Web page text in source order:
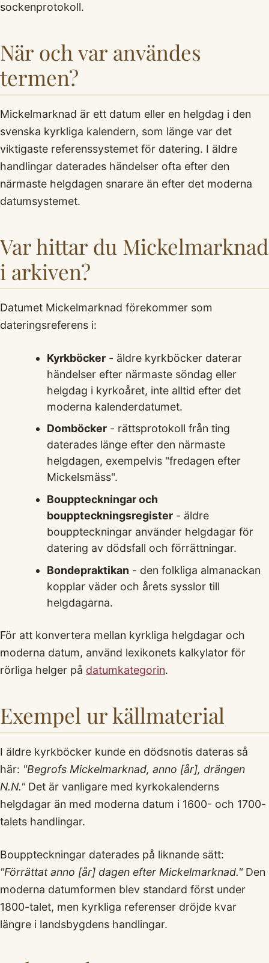
sockenprotokoll.
När och var användes
termen?
Mickelmarknad är ett datum eller en helgdag i den
svenska kyrkliga kalendern, som länge var det
viktigaste referenssystemet för datering. I äldre
handlingar daterades händelser ofta efter den
närmaste helgdagen snarare än efter det moderna
datumsystemet.
Var hittar du Mickelmarknad
i arkiven?
Datumet Mickelmarknad förekommer som
dateringsreferens i:
Kyrkböcker- äldre kyrkböcker daterar
händelser efter närmaste söndag eller
helgdag i kyrkoåret, inte alltid efter det
moderna kalenderdatumet.
Domböcker- rättsprotokoll från ting
daterades länge efter den närmaste
helgdagen, exempelvis "fredagen efter
Mickelsmäss".
Bouppteckningar och
bouppteckningsregister- äldre
bouppteckningar använder helgdagar för
datering av dödsfall och förrättningar.
Bondepraktikan - den folkliga almanackan
kopplar väder och årets sysslor till
helgdagarna.
För att konvertera mellan kyrkliga helgdagar och
moderna datum, använd lexikonets kalkylator för
rörliga helger på datumkategorin.
Exempel ur källmaterial
I äldre kyrkböcker kunde en dödsnotis dateras så
här: "Begrofs Mickelmarknad, anno [år], drängen
N.N."Det är vanligare med kyrkokalenderns
helgdagar än med moderna datum i 1600- och 1700-
talets handlingar.
Bouppteckningar daterades på liknande sätt:
"Förrättat anno [år] dagen efter Mickelmarknad."Den
moderna datumformen blev standard först under
1800-talet, men kyrkliga referenser dröjde kvar
längre i landsbygdens handlingar.